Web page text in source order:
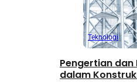
Teknologi
Pengertian dan
dalam